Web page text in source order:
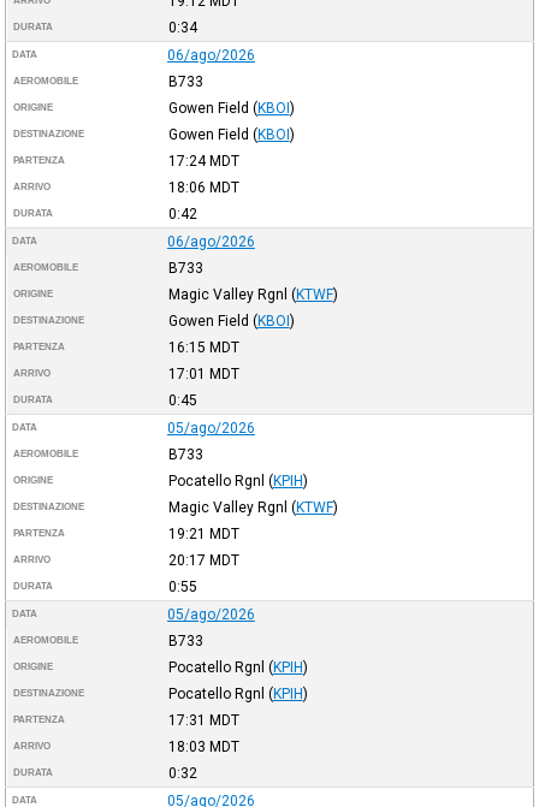
DURATA 0:34
DATA 06/ago/2026
AEROMOBILE B733
ORIGINE Gowen Field (KBOI)
DESTINAZIONE Gowen Field (KBOI)
PARTENZA 17:24MDT
ARRIVO 18:06 MDT
DURATA 0:42
DATA 06/ago/2026
AEROMOBILE B733
ORIGINE Magic Valley Rgnl (KTWF)
DESTINAZIONE Gowen Field (KBOI)
PARTENZA 16:15 MDT
ARRIVO 17:01 MDT
DURATA 0:45
DATA 05/ago/2026
AEROMOBILE B733
ORIGINE Pocatello Rgnl (KPIH)
DESTINAZIONE Magic Valley Rgnl (KTWF)
PARTENZA 19:21 MDT
ARRIVO 20:17 MDT
DURATA 0:55
DATA 05/ago/2026
AEROMOBILE B733
ORIGINE Pocatello Rgnl (KPIH)
DESTINAZIONE Pocatello Rgnl (KPIH)
PARTENZA 17:31 MDT
ARRIVO 18:03 MDT
DURATA 0:32
DATA 05/ago/2026